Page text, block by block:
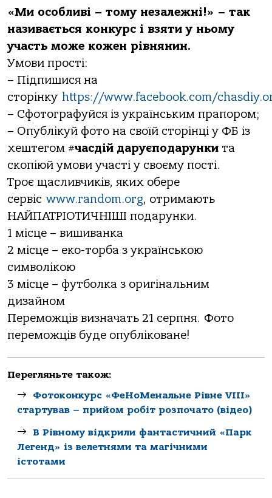
«Ми особливі – тому незалежні!» – так
називається конкурс і взяти у ньому
участь може кожен рівнянин.
Умови прості:
– Підпишися на
сторінку https://www.facebook.com/
– Сфотографуйся із українським прапором;
– Опублікуй фото на своїй сторінці у ФБ із
хештегом #часдій даруєподарунки та
скопіюй умови участі у своєму пості.
Троє щасливчиків, яких обере
сервіс www.random.org, отримають
НАЙПАТРІОТИЧНІШІ подарунки.
1 місце – вишиванка
2 місце – еко-торба з українською
символікою
3 місце – футболка з оригінальним
дизайном
Переможців визначать 21 серпня. Фото
переможців буде опубліковане!
Перегляньте також:
Фотоконкурс «ФеНоМенальне Рівне VIII»
стартував – прийом робіт розпочато (відео)
В Рівному відкрили фантастичний «Парк
Легенд» із велетнями та магічними
істотами